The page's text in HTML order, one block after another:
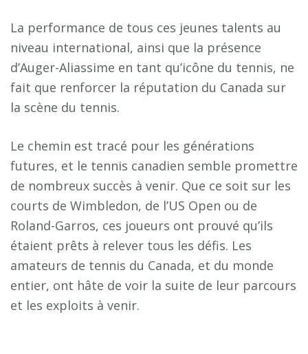
La performance de tous ces jeunes talents au
niveau international, ainsi que la présence
d’Auger-Aliassime en tant qu’icône du tennis, ne
fait que renforcer la réputation du Canada sur
la scène du tennis.
Le chemin est tracé pour les générations
futures, et le tennis canadien semble promettre
de nombreux succès à venir. Que ce soit sur les
courts de Wimbledon, de l’US Open ou de
Roland-Garros, ces joueurs ont prouvé qu’ils
étaient prêts à relever tous les défis. Les
amateurs de tennis du Canada, et du monde
entier, ont hâte de voir la suite de leur parcours
et les exploits à venir.